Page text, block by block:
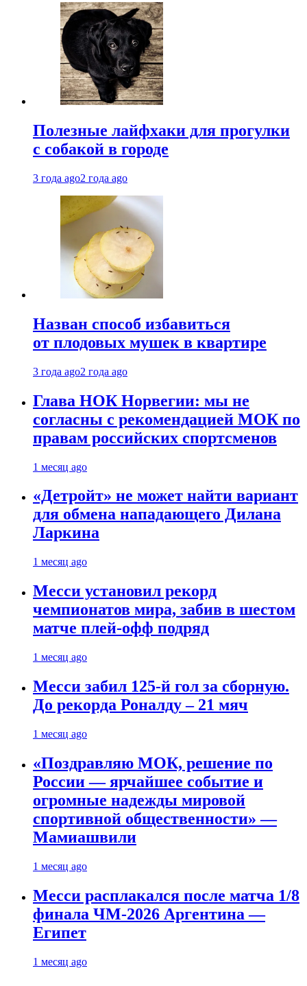
Полезные лайфхаки для прогулки
с собакой в городе
3 года ago2 года ago
Назван способ избавиться
от плодовых мушек в квартире
3 года ago2 года ago
Глава НОК Норвегии: мы не
согласны с рекомендацией МОК по
правам российских спортсменов
1 месяц ago
«Детройт» не может найти вариант
для обмена нападающего Дилана
Ларкина
1 месяц ago
Месси установил рекорд
чемпионатов мира, забив в шестом
матче плей‑офф подряд
1 месяц ago
Месси забил 125-й гол за сборную.
До рекорда Роналду – 21 мяч
1 месяц ago
«Поздравляю МОК, решение по
России — ярчайшее событие и
огромные надежды мировой
спортивной общественности» —
Мамиашвили
1 месяц ago
Месси расплакался после матча 1/8
финала ЧМ-2026 Аргентина —
Египет
1 месяц ago